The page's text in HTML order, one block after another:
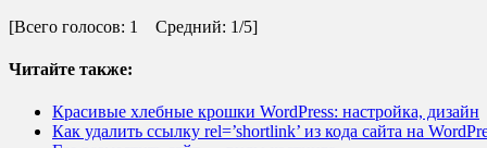
[Всего голосов: 1 Средний: 1/5]
Читайте также:
Красивые хлебные крошки WordPress: настройка, дизайн
Как удалить ссылку rel=’shortlink’ из кода сайта на